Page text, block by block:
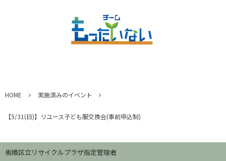
HOME 実施済みのイベント
【5/31(日)】リユース子ども服交換会(事前申込制)
板橋区立リサイクルプラザ指定管理者